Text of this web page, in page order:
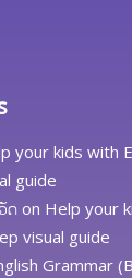
your kids with
guide
ດ on Help your
visual guide
Grammar